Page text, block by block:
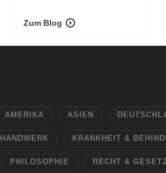
Zum Blog
AMERIKA ASIEN
HANDWERK KRANKHEIT &
PHILOSOPHIE RECHT &